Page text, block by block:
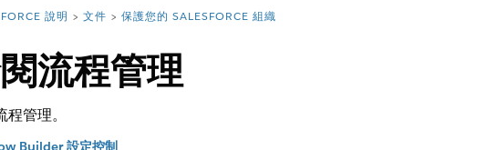
此處：說明 文件 保護您的 SALESFORCE 組織
流程管理
程管理。
Builder 設定控制